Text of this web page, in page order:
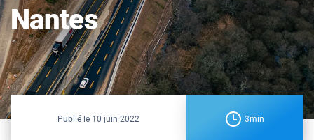
Nantes
Publié le 10 juin 2022 3min